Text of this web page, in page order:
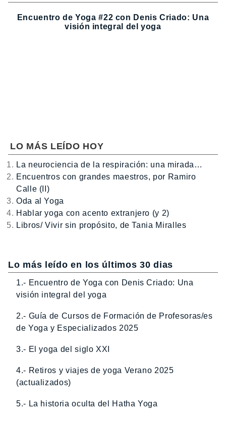
Encuentro de Yoga #22 con Denis Criado: Una
visión integral del yoga
LO MÁS LEÍDO HOY
La neurociencia de la respiración: una mirada…
Encuentros con grandes maestros, por Ramiro
Calle (II)
Oda al Yoga
Hablar yoga con acento extranjero (y 2)
Libros/ Vivir sin propósito, de Tania Miralles
Lo más leído en los últimos 30 dias
1.- Encuentro de Yoga con Denis Criado: Una
visión integral del yoga
2.- Guía de Cursos de Formación de Profesoras/es
de Yoga y Especializados 2025
3.- El yoga del siglo XXI
4.- Retiros y viajes de yoga Verano 2025
(actualizados)
5.- La historia oculta del Hatha Yoga